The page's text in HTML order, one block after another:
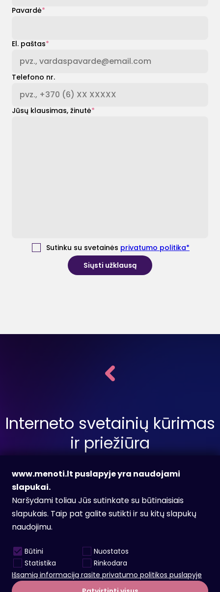
Pavardė
El. paštas
Telefono nr.
Jūsų klausimas, žinutė
Sutinku su svetainės privatumo politika*
Siųsti užklausą
Interneto svetainių kūrimas
ir priežiūra
Siųsti užklausą
Instagram
info@menoti.lt
Karjera
www.menoti.lt puslapyje yra naudojami
slapukai.
Naršydami toliau Jūs sutinkate su būtinaisiais
slapukais. Taip pat galite sutikti ir su kitų slapukų
naudojimu.
Būtini
Nuostatos
Statistika
Rinkodara
Išsamią informaciją rasite privatumo politikos puslapyje